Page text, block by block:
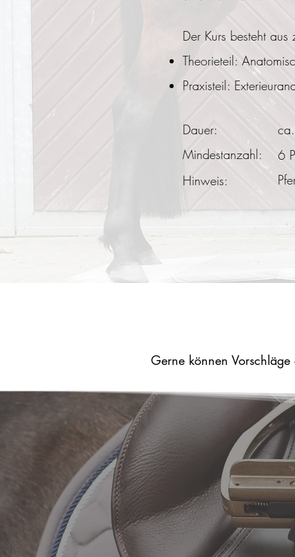
Der Kurs besteht aus
Theorieteil:
Praxisteil:
6
Dauer:
Mindestanzahl:
Hinweis:
Gerne können